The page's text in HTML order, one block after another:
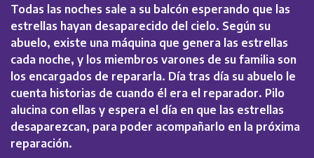
Todas las noches sale a su balcón esperando que las
estrellas hayan desaparecido del cielo. Según su
abuelo, existe una máquina que genera las estrellas
cada noche, y los miembros varones de su familia son
los encargados de repararla. Día tras día su abuelo le
cuenta historias de cuando él era el reparador. Pilo
alucina con ellas y espera el día en que las estrellas
desaparezcan, para poder acompañarlo en la próxima
reparación.